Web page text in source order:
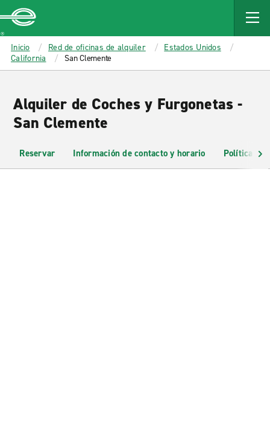
MAIN
CONTENT
Enterprise
Inicio Red de oficinas de alquiler
Estados Unidos
California
San Clemente
Alquiler de Coches y Furgonetas -
San Clemente
Reservar Información de contacto y horario Políticas